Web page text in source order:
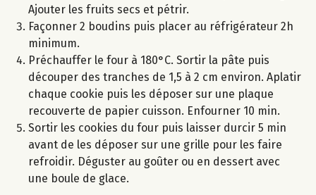
Ajouter les fruits secs et pétrir.
Façonner 2 boudins puis placer au réfrigérateur 2h
minimum.
Préchauffer le four à 180°C. Sortir la pâte puis
découper des tranches de 1,5 à 2 cm environ. Aplatir
chaque cookie puis les déposer sur une plaque
recouverte de papier cuisson. Enfourner 10 min.
Sortir les cookies du four puis laisser durcir 5 min
avant de les déposer sur une grille pour les faire
refroidir. Déguster au goûter ou en dessert avec
une boule de glace.